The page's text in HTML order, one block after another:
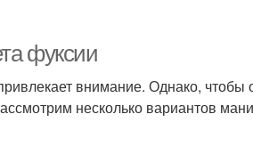
фуксии
внимание. Однако, чтобы
несколько вариантов